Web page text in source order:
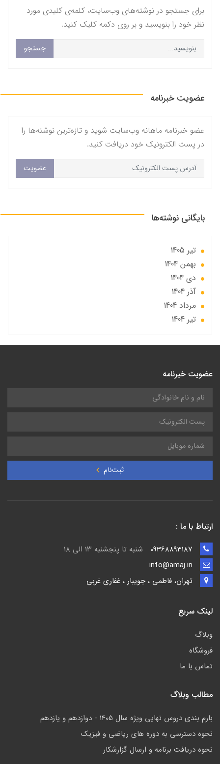
برای جستجو در نوشته‌های وب‌سایت، کلمه‌ی کلیدی مورد
نظر خود را بنویسید و بر روی دکمه کلیک کنید.
جستجو
عضویت خبرنامه
عضو خبرنامه ماهانه وب‌سایت شوید و تازه‌ترین نوشته‌ها را
در پست الکترونیک خود دریافت کنید.
عضویت
بایگانی نوشته‌ها
تير 1405
بهمن 1404
دی 1404
آذر 1404
مرداد 1404
تير 1404
عضویت خبرنامه
ثبت‌نام
ارتباط با ما :
شنبه تا پنجشنبه ۱۳ الی ۱۸
تهران، فاطمی ، جویبار ، غفاری غربی
لینک سریع
وبلاگ
فروشگاه
تماس با ما
مطالب وبلاگ
بارم بندی دروس نهایی ویژه سال 1405 - دوازدهم و یازدهم
نحوه دسترسی به دوره های ریاضی و فیزیک
نحوه دریافت برنامه و ارسال گزارشکار